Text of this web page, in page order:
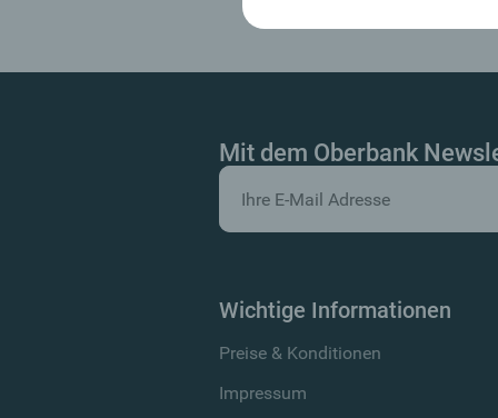
Mit dem Oberbank
Wichtige Informationen
Preise & Konditionen
Impressum